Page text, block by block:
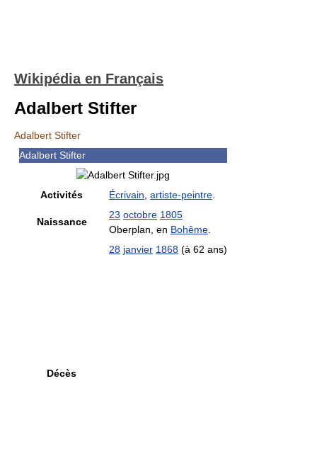
Wikipédia en Français
Adalbert Stifter
Adalbert Stifter
Adalbert Stifter
Activités Écrivain artiste-peintre
Naissance
23 octobre 1805
Oberplan, en Bohême
Décès
28 janvier 1868 (à 62 ans)